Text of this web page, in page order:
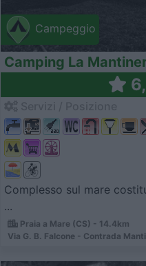
Campeggio
Camping La
Complesso sul mare
...
Praia a Mare (CS) - 14.4km
Via G. B. Falcone - Contrada